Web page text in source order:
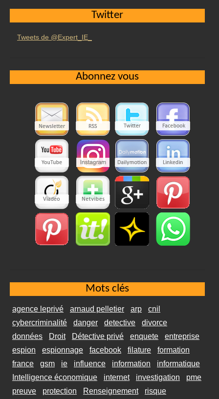
Twitter
Tweets de @Expert_IE_
Abonnez vous
Mots clés
agence leprivé arnaud pelletier arp
cnil
cybercriminalité
danger detective
divorce
données
Droit Détective privé enquete
entreprise
espion
espionnage facebook filature
formation
france
gsm ie influence information
informatique
Intelligence économique
internet investigation
pme
preuve
protection Renseignement risque